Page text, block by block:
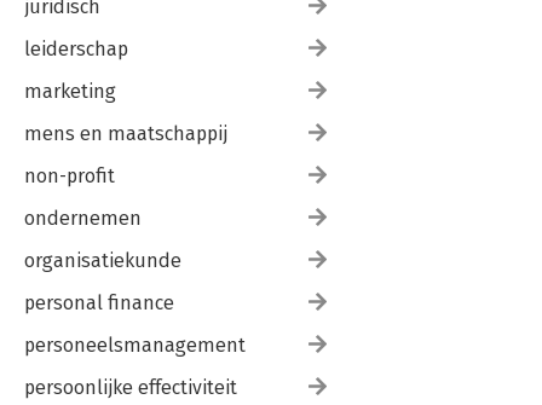
juridisch
leiderschap
marketing
mens en maatschappij
non-profit
ondernemen
organisatiekunde
personal finance
personeelsmanagement
persoonlijke effectiviteit